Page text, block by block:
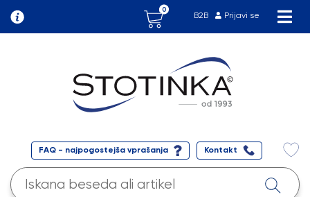
B2B Prijavi se
0
FAQ - najpogostejša vprašanja Kontakt